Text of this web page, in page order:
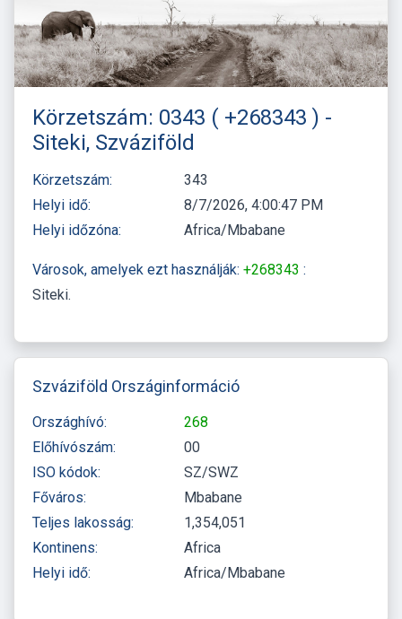
Körzetszám: 0343 ( +268343 ) -
Siteki, Szváziföld
Körzetszám:
343
Helyi idő:
8/7/2026, 4:00:47 PM
Helyi időzóna:
Africa/Mbabane
Városok, amelyek ezt használják: +268343 :
Siteki
Szváziföld Országinformáció
Országhívó:
268
Előhívószám:
00
ISO kódok:
SZ/SWZ
Főváros:
Mbabane
Teljes lakosság:
1,354,051
Kontinens:
Africa
Helyi idő:
Africa/Mbabane